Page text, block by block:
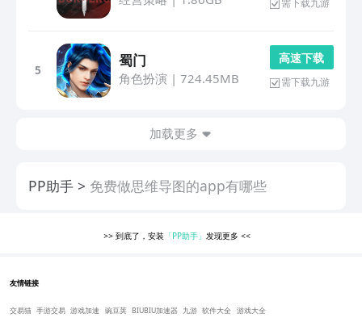
5
蜀门
角色扮演 | 724.45MB
高 速 下 载
需下载九游
加载更多
PP助手 免费做思维导图的app有哪些
>> 到底了，安装 「PP助手」 发现更多<<
友情链接
交易猫 手游交易 游戏加速 豌豆荚 BIUBIU加速器 九游 软件大全 游戏大全